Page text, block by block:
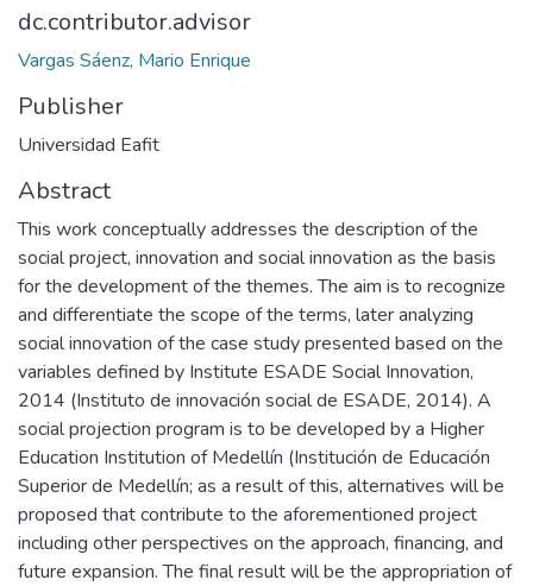
dc.contributor.advisor
Vargas Sáenz, Mario Enrique
Publisher
Universidad Eafit
Abstract
This work conceptually addresses the description of the
social project, innovation and social innovation as the basis
for the development of the themes. The aim is to recognize
and differentiate the scope of the terms, later analyzing
social innovation of the case study presented based on the
variables defined by Institute ESADE Social Innovation,
2014 (Instituto de innovación social de ESADE, 2014). A
social projection program is to be developed by a Higher
Education Institution of Medellín (Institución de Educación
Superior de Medellín; as a result of this, alternatives will be
proposed that contribute to the aforementioned project
including other perspectives on the approach, financing, and
future expansion. The final result will be the appropriation of